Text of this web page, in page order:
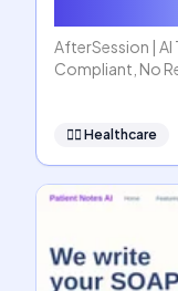
AfterSession | AI
Compliant, No
👩‍⚕️ Healthcare